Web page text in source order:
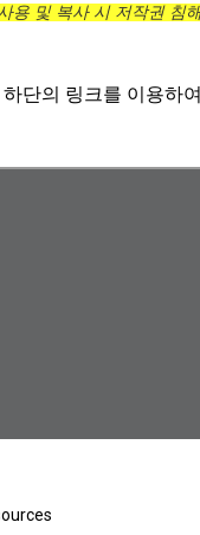
및 복사 시 저작권 침
단의 링크를 이용하